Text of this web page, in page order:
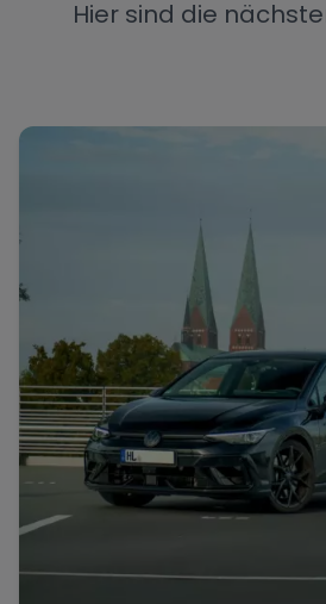
Chevrolet
Bentley Rolls Royce
Bugatti Lotus
Hier sind die